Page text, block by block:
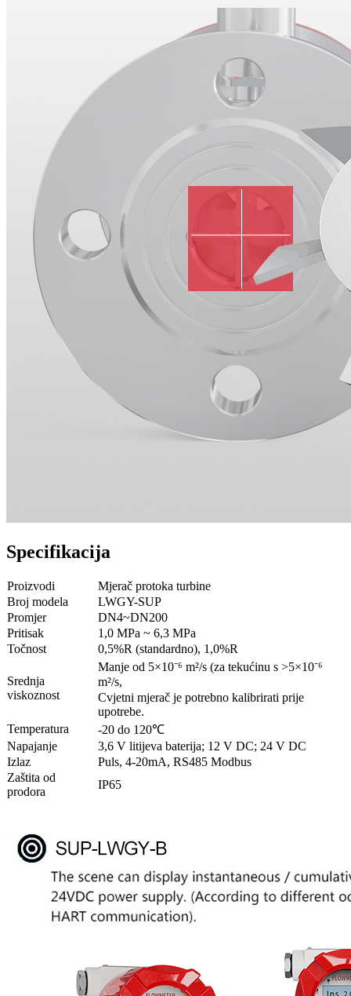
Specifikacija
Proizvodi
Mjerač protoka turbine
Broj modela
LWGY-SUP
Promjer
DN4~DN200
Pritisak
1,0 MPa ~ 6,3 MPa
Točnost
0,5%R (standardno), 1,0%R
Srednja
viskoznost
Manje od 5×10⁻⁶ m²/s (za tekućinu s >5×10⁻⁶
m²/s,
Cvjetni mjerač je potrebno kalibrirati prije
upotrebe.
Temperatura
-20 do 120℃
Napajanje
3,6 V litijeva baterija; 12 V DC; 24 V DC
Izlaz
Puls, 4-20mA, RS485 Modbus
Zaštita od
prodora
IP65